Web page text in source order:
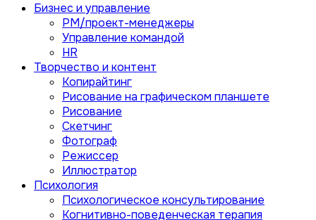
Бизнес и управление
PM/проект-менеджеры
Управление командой
HR
Творчество и контент
Копирайтинг
Рисование на графическом планшете
Рисование
Скетчинг
Фотограф
Режиссер
Иллюстратор
Психология
Психологическое консультирование
Когнитивно-поведенческая терапия